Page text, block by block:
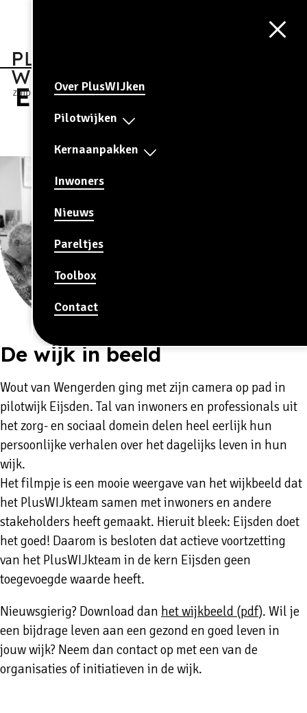
Over PlusWIJken
Pilotwijken
Kernaanpakken
Inwoners
Nieuws
Pareltjes
Toolbox
Contact
CONTRAST AAN
Eijsden
De wijk in beeld
Wout van Wengerden ging met zijn camera op pad in
pilotwijk Eijsden. Tal van inwoners en professionals uit
het zorg- en sociaal domein delen heel eerlijk hun
persoonlijke verhalen over het dagelijks leven in hun
wijk.
Het filmpje is een mooie weergave van het wijkbeeld dat
het PlusWIJkteam samen met inwoners en andere
stakeholders heeft gemaakt. Hieruit bleek: Eijsden doet
het goed! Daarom is besloten dat actieve voortzetting
van het PlusWIJkteam in de kern Eijsden geen
toegevoegde waarde heeft.
Nieuwsgierig? Download dan het wijkbeeld (pdf). Wil je
een bijdrage leven aan een gezond en goed leven in
jouw wijk? Neem dan contact op met een van de
organisaties of initiatieven in de wijk.